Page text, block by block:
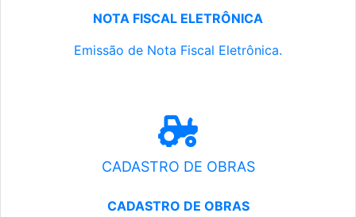
NOTA FISCAL ELETRÔNICA
Emissão de Nota Fiscal Eletrônica.
CADASTRO DE OBRAS
CADASTRO DE OBRAS